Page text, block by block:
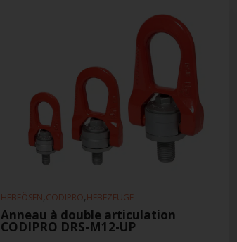
HEBEÖSEN,CODIPRO,HEBEZEUGE
Anneau à double articulation
CODIPRO DRS-M12-UP